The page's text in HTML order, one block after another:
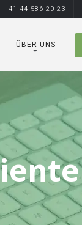
+41 44 586 20 23
ÜBER UNS